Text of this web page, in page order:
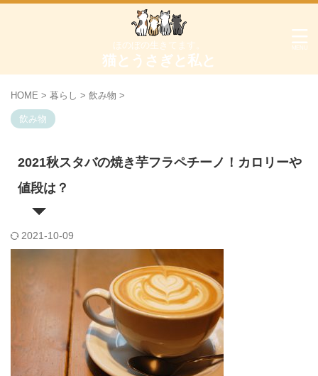
ほのぼの生きてます。
猫とうさぎと私と
HOME > 暮らし > 飲み物 >
飲み物
2021秋スタバの焼き芋フラペチーノ！カロリーや
値段は？
2021-10-09